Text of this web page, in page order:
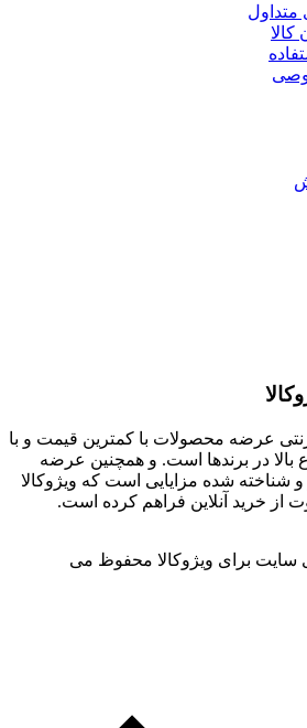
کالا
عرضه محصولات با کمترین قیمت و با
بالا در برندها است. و همچنین عرضه
شناخته شده مزایایی است که ویژوکالا
از خرید آنلاین فراهم کرده است.
سایت برای ویژوکالا محفوظ می